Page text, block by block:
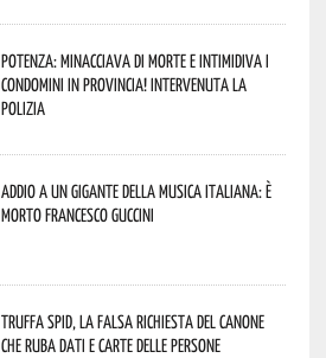
Potenza: minacciava di morte e intimidiva i
condomini in provincia! Intervenuta la
Polizia
Addio a un gigante della musica italiana: è
morto Francesco Guccini
Truffa Spid, la falsa richiesta del canone
che ruba dati e carte delle persone